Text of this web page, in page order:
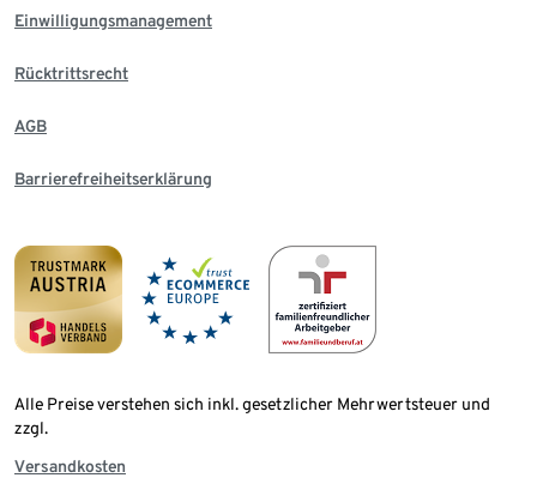
Einwilligungsmanagement
Rücktrittsrecht
AGB
Barrierefreiheitserklärung
Alle Preise verstehen sich inkl. gesetzlicher Mehrwertsteuer und
zzgl.
Versandkosten